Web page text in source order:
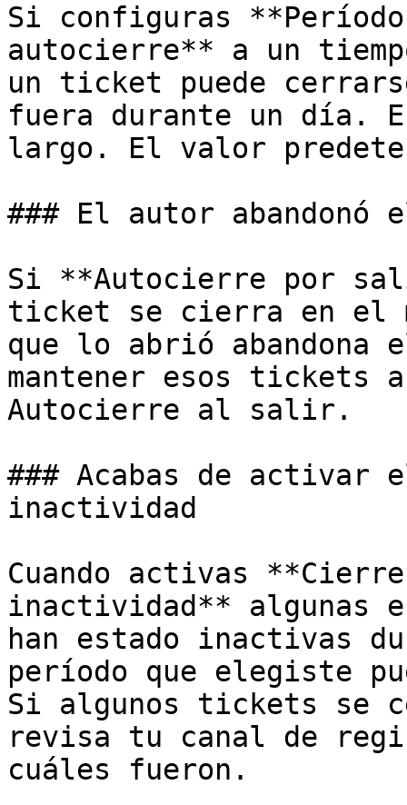
Si configuras
autocierre** a un
un ticket puede
fuera durante un día.
largo. El valor
### El autor abandonó
Si **Autocierre por
ticket se cierra en el
que lo abrió
mantener esos tickets
Autocierre al salir.
### Acabas de activar
inactividad
Cuando activas
inactividad** algunas
han estado inactivas
período que elegiste
Si algunos tickets se
revisa tu canal de
cuáles fueron.